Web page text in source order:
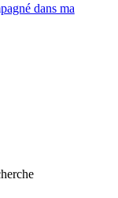
dans ma